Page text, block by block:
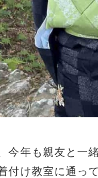
今年も親友と一
付け教室に通っ